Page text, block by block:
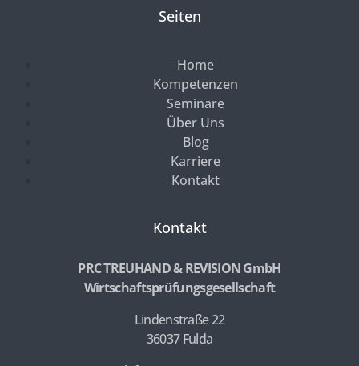
Seiten
Home
Kompetenzen
Seminare
Über Uns
Blog
Karriere
Kontakt
Kontakt
PRC TREUHAND & REVISION GmbH
Wirtschaftsprüfungsgesellschaft
Lindenstraße 22
36037 Fulda